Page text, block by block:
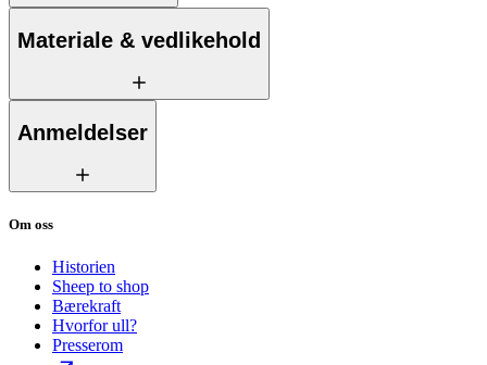
Materiale & vedlikehold
Anmeldelser
Om oss
Historien
Sheep to shop
Bærekraft
Hvorfor ull?
Presserom